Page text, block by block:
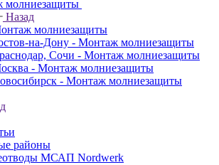
молниезащиты
Назад
молниезащиты
на-Дону - Монтаж молниезащиты
Сочи - Монтаж молниезащиты
- Монтаж молниезащиты
- Монтаж молниезащиты
районы
МСАП Nordwerk